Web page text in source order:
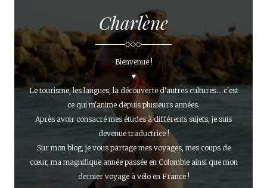
Charlène
Bienvenue !
♥
Le tourisme, les langues, la découverte d'autres cultures... c'est
ce qui m'anime depuis plusieurs années.
Après avoir consacré mes études à différents sujets, je suis
devenue traductrice !
Sur mon blog, je vous partage mes voyages, mes coups de
cœur, ma magnifique année passée en Colombie ainsi que mon
dernier voyage à vélo en France !